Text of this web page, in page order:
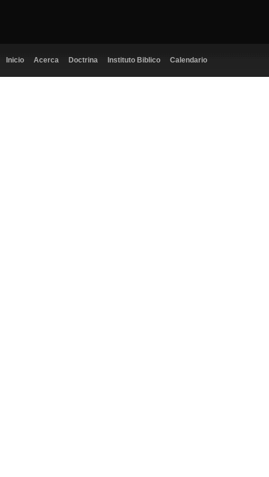
Inicio Acerca Doctrina Instituto Biblico Calendario